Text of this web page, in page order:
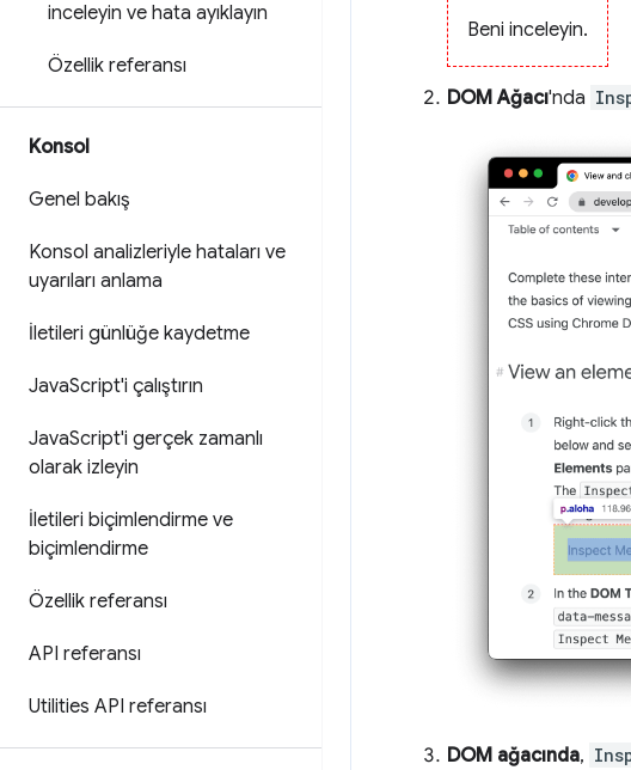
inceleyin ve hata ayıklayın
Özellik referansı
Konsol
Genel bakış
Konsol analizleriyle hataları ve
uyarıları anlama
İletileri günlüğe kaydetme
JavaScript'i çalıştırın
JavaScript'i gerçek zamanlı
olarak izleyin
İletileri biçimlendirme ve
biçimlendirme
Özellik referansı
API referansı
Utilities API referansı
Beni inceleyin.
DOM Ağacı'nda
DOM ağacında,